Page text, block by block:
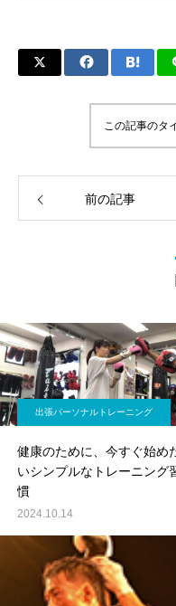
この記事のタ
前の記事
出張パーソナルトレーニング
健康のために、今すぐ始め
いシンプルなトレーニング
慣
2024.10.14